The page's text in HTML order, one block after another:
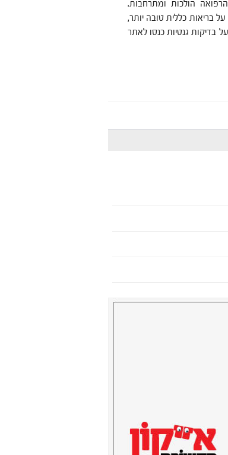
הולכות ומתרחבות.
בריאות כללית טובה יותר,
גנטיות כנסו לאתר